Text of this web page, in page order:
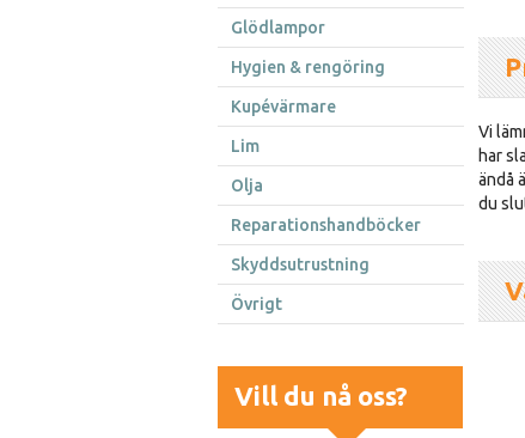
Glödlampor
Hygien & rengöring
Kupévärmare
Lim
Olja
Reparationshandböcker
Skyddsutrustning
Övrigt
Vill du nå oss?
Vi
har
ändå
du